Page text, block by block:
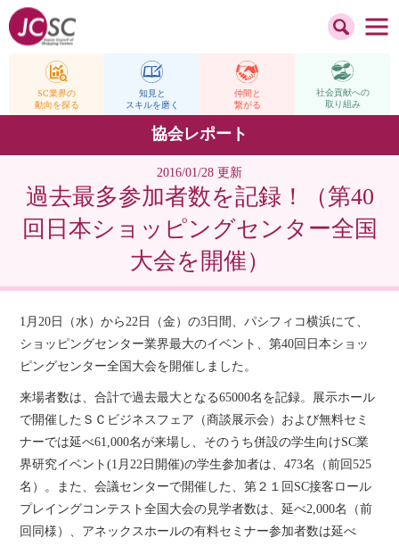
SC業界の
動向を探る
知見と
スキルを磨く
仲間と
繋がる
社会貢献への
取り組み
協会レポート
2016/01/28 更新
過去最多参加者数を記録！（第40
回日本ショッピングセンター全国
大会を開催）
1月20日（水）から22日（金）の3日間、パシフィコ横浜にて、
ショッピングセンター業界最大のイベント、第40回日本ショッ
ピングセンター全国大会を開催しました。
来場者数は、合計で過去最大となる65000名を記録。展示ホール
で開催したＳＣビジネスフェア（商談展示会）および無料セミ
ナーでは延べ61,000名が来場し、そのうち併設の学生向けSC業
界研究イベント(1月22日開催)の学生参加者は、473名（前回525
名）。また、会議センターで開催した、第２１回SC接客ロール
プレイングコンテスト全国大会の見学者数は、延べ2,000名（前
回同様）、アネックスホールの有料セミナー参加者数は延べ